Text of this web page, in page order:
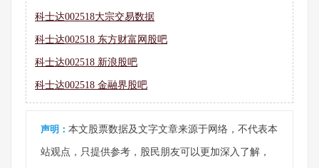
科士达002518大宗交易数据
科士达002518 东方财富网股吧
科士达002518 新浪股吧
科士达002518 金融界股吧
声明： 本文股票数据及文字文章来源于网络，不代表本
站观点，只提供参考，股民朋友可以更加深入了解，